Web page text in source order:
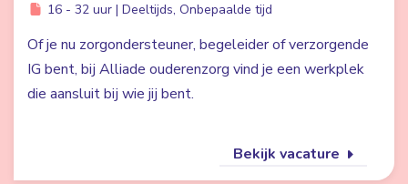
16 - 32 uur | Deeltijds, Onbepaalde tijd
Of je nu zorgondersteuner, begeleider of verzorgende
IG bent, bij Alliade ouderenzorg vind je een werkplek
die aansluit bij wie jij bent.
Bekijk vacature